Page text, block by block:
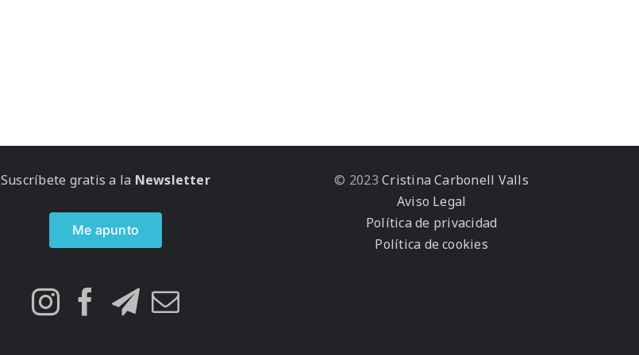
Suscríbete gratis a la Newsletter
Me apunto
© 2023 Cristina Carbonell Valls
Aviso Legal
Política de privacidad
Política de cookies